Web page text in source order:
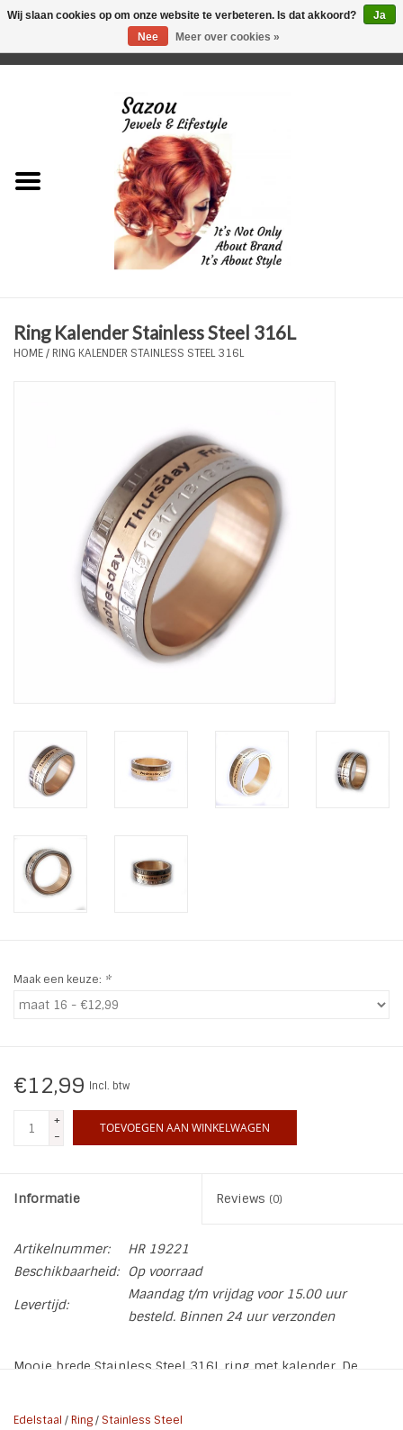
Just for Him
Plus Size Sieraden
Haaraccesoires
Zonnebrillen
Ohlala Jewels
LIFESTYLE PRODUCTEN
INSPIRATIE
SALE
Ring Kalender Stainless Steel 316L
HOME/ RING KALENDER STAINLESS STEEL 316L
Maak een keuze: *
€12,99 Incl. btw
+
-
TOEVOEGEN AAN WINKELWAGEN
Informatie Reviews (0)
Artikelnummer:
HR 19221
Beschikbaarheid:
Op voorraad
Levertijd:
Maandag t/m vrijdag voor 15.00 uur
besteld. Binnen 24 uur verzonden
Mooie brede Stainless Steel 316L ring met kalender. De
* Soort: Kalender ring
Edelstaal /Ring/ Stainless Steel
Wij slaan cookies op om onze website te verbeteren. Is dat akkoord?
Ja
Nee
Meer over cookies »